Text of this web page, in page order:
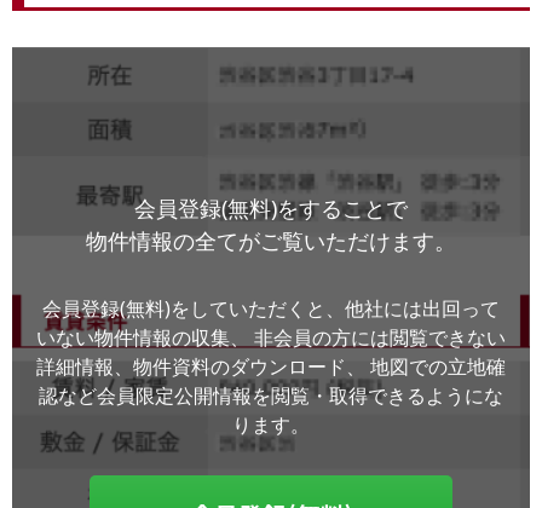
会員登録(無料)をすることで
物件情報の全てがご覧いただけます。
会員登録(無料)をしていただくと、他社には出回って
いない物件情報の収集、
非会員の方には閲覧できない
詳細情報、物件資料のダウンロード、
地図での立地確
認など会員限定公開情報を閲覧・取得できるようにな
ります。